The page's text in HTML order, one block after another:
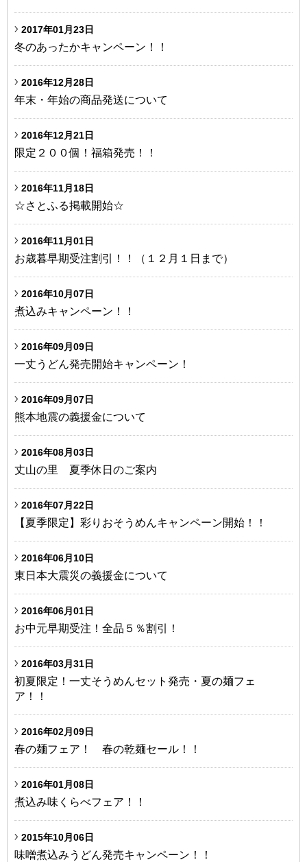
2017年01月23日
冬のあったかキャンペーン！！
2016年12月28日
年末・年始の商品発送について
2016年12月21日
限定２００個！福箱発売！！
2016年11月18日
☆さとふる掲載開始☆
2016年11月01日
お歳暮早期受注割引！！（１２月１日まで）
2016年10月07日
煮込みキャンペーン！！
2016年09月09日
一丈うどん発売開始キャンペーン！
2016年09月07日
熊本地震の義援金について
2016年08月03日
丈山の里 夏季休日のご案内
2016年07月22日
【夏季限定】彩りおそうめんキャンペーン開始！！
2016年06月10日
東日本大震災の義援金について
2016年06月01日
お中元早期受注！全品５％割引！
2016年03月31日
初夏限定！一丈そうめんセット発売・夏の麺フェ
ア！！
2016年02月09日
春の麺フェア！ 春の乾麺セール！！
2016年01月08日
煮込み味くらべフェア！！
2015年10月06日
味噌煮込みうどん発売キャンペーン！！